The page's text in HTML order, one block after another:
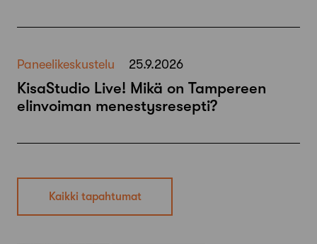
Paneelikeskustelu 25.9.2026
KisaStudio Live! Mikä on Tampereen
elinvoiman menestysresepti?
Kaikki tapahtumat